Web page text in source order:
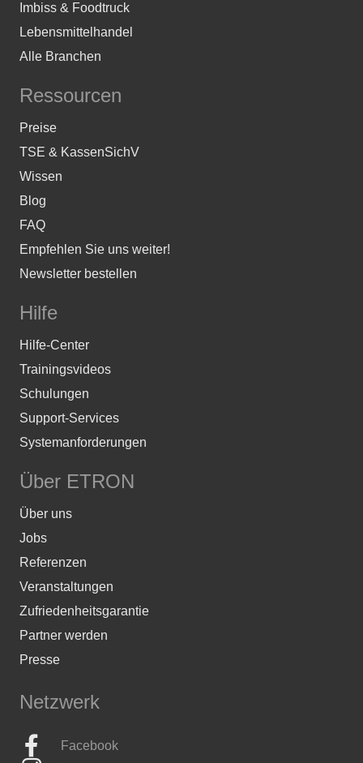
Imbiss & Foodtruck
Lebensmittelhandel
Alle Branchen
Ressourcen
Preise
TSE & KassenSichV
Wissen
Blog
FAQ
Empfehlen Sie uns weiter!
Newsletter bestellen
Hilfe
Hilfe-Center
Trainingsvideos
Schulungen
Support-Services
Systemanforderungen
Über ETRON
Über uns
Jobs
Referenzen
Veranstaltungen
Zufriedenheitsgarantie
Partner werden
Presse
Netzwerk
Facebook